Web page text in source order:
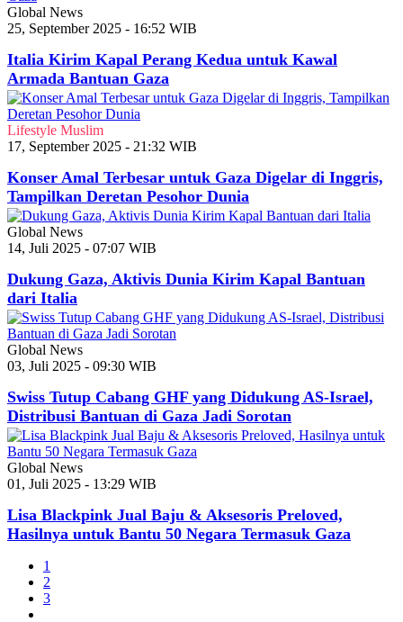
Global News
25, September 2025 - 16:52 WIB
Italia Kirim Kapal Perang Kedua untuk Kawal
Armada Bantuan Gaza
Lifestyle Muslim
17, September 2025 - 21:32 WIB
Konser Amal Terbesar untuk Gaza Digelar di Inggris,
Tampilkan Deretan Pesohor Dunia
Global News
14, Juli 2025 - 07:07 WIB
Dukung Gaza, Aktivis Dunia Kirim Kapal Bantuan
dari Italia
Global News
03, Juli 2025 - 09:30 WIB
Swiss Tutup Cabang GHF yang Didukung AS-Israel,
Distribusi Bantuan di Gaza Jadi Sorotan
Global News
01, Juli 2025 - 13:29 WIB
Lisa Blackpink Jual Baju & Aksesoris Preloved,
Hasilnya untuk Bantu 50 Negara Termasuk Gaza
1
2
3